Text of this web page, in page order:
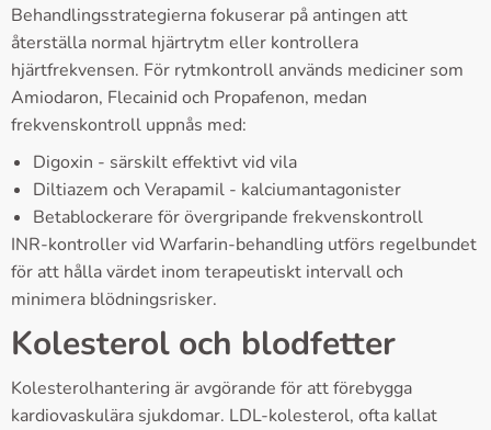
Behandlingsstrategierna fokuserar på antingen att
återställa normal hjärtrytm eller kontrollera
hjärtfrekvensen. För rytmkontroll används mediciner som
Amiodaron, Flecainid och Propafenon, medan
frekvenskontroll uppnås med:
Digoxin - särskilt effektivt vid vila
Diltiazem och Verapamil - kalciumantagonister
Betablockerare för övergripande frekvenskontroll
INR-kontroller vid Warfarin-behandling utförs regelbundet
för att hålla värdet inom terapeutiskt intervall och
minimera blödningsrisker.
Kolesterol och blodfetter
Kolesterolhantering är avgörande för att förebygga
kardiovaskulära sjukdomar. LDL-kolesterol, ofta kallat